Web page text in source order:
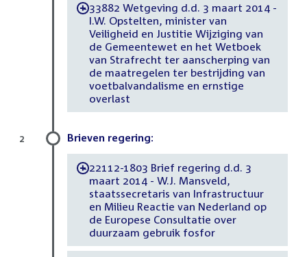
-33882 Wetgeving d.d. 3 maart 2014 -
I.W. Opstelten, minister van
Veiligheid en Justitie Wijziging van
de Gemeentewet en het Wetboek
van Strafrecht ter aanscherping van
de maatregelen ter bestrijding van
voetbalvandalisme en ernstige
overlast
Brieven regering:
-22112-1803 Brief regering d.d. 3
maart 2014 - W.J. Mansveld,
staatssecretaris van Infrastructuur
en Milieu Reactie van Nederland op
de Europese Consultatie over
duurzaam gebruik fosfor
2